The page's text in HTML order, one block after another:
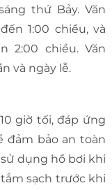
thứ Bảy. Văn
1:00 chiều, và
2:00 chiều. Văn
và ngày lễ.
giờ tối, đáp ứng
đảm bảo an toàn
dụng hồ bơi khi
sạch trước khi